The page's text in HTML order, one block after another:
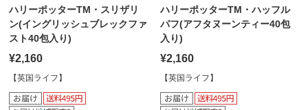
ハリーポッターTM・スリザリ
ン(イングリッシュブレックファ
スト40包入り)
¥2,160
【英国ライフ】
ハリーポッターTM・ハッフル
パフ(アフタヌーンティー40包
入り)
¥2,160
【英国ライフ】